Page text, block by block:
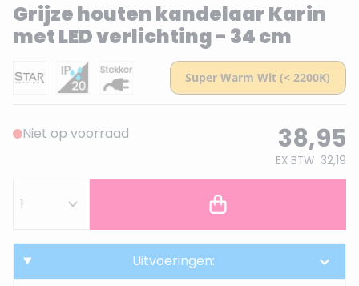
Grijze houten kandelaar Karin
met LED verlichting - 34 cm
Niet op voorraad 38,95
EX BTW 32,19
Uitvoeringen: